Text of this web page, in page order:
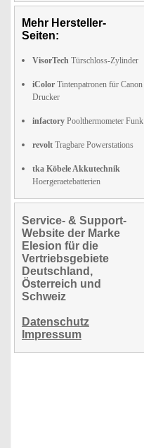
Mehr Hersteller-
Seiten:
VisorTech Türschloss-Zylinder
iColor Tintenpatronen für Canon
Drucker
infactory Poolthermometer Funk
revolt Tragbare Powerstations
tka Köbele Akkutechnik
Hoergeraetebatterien
Service- & Support-
Website der Marke
Elesion für die
Vertriebsgebiete
Deutschland,
Österreich und
Schweiz
Datenschutz
Impressum